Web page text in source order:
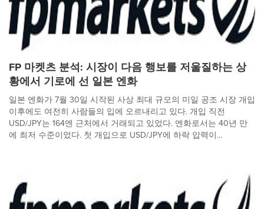
FP 마켓츠 분석: 시장이 다음 행보를 저울질하는 상
황에서 기로에 선 일본 엔화
일본 엔화가 7월 30일 시작된 사상 최대 규모의 미일 공조 시장 개입
이후에도 여전히 사람들의 입에 오르내리고 있다. 개입 직전
USD/JPY는 164엔 근처에서 거래되고 있었다. 엔화로서는 40년 만
에 최저 수준이었다. 첫 개입으로 USD/JPY에 하락 압력이...